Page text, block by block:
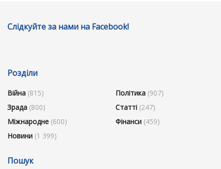
Слідкуйте за нами на Facebook!
Розділи
Війна (815)
Зрада (800)
Міжнародне (600)
Новини (1 399)
Політика (907)
Статті (247)
Фінанси (459)
Пошук